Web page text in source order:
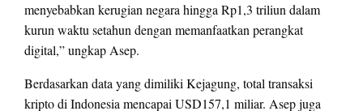
menyebabkan kerugian negara hingga Rp1,3 triliun dalam
kurun waktu setahun dengan memanfaatkan perangkat
digital,” ungkap Asep.
Berdasarkan data yang dimiliki Kejagung, total transaksi
kripto di Indonesia mencapai USD157,1 miliar. Asep juga